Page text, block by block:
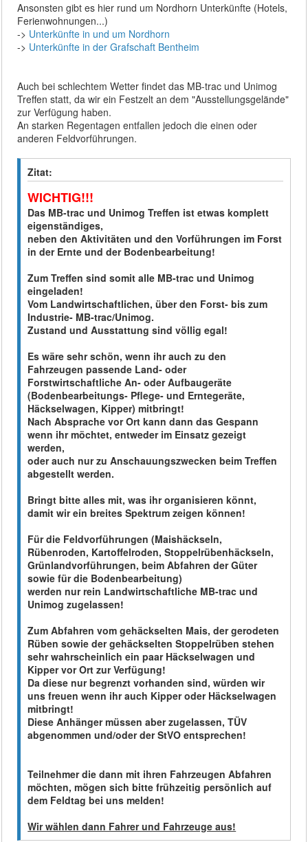
Ansonsten gibt es hier rund um Nordhorn Unterkünfte (Hotels,
Ferienwohnungen...)
-> Unterkünfte in und um Nordhorn
-> Unterkünfte in der Grafschaft Bentheim
Auch bei schlechtem Wetter findet das MB-trac und Unimog
Treffen statt, da wir ein Festzelt an dem "Ausstellungsgelände"
zur Verfügung haben.
An starken Regentagen entfallen jedoch die einen oder
anderen Feldvorführungen.
Zitat:
WICHTIG!!!
Das MB-trac und Unimog Treffen ist etwas komplett
eigenständiges,
neben den Aktivitäten und den Vorführungen im Forst
in der Ernte und der Bodenbearbeitung!
Zum Treffen sind somit alle MB-trac und Unimog
eingeladen!
Vom Landwirtschaftlichen, über den Forst- bis zum
Industrie- MB-trac/Unimog.
Zustand und Ausstattung sind völlig egal!
Es wäre sehr schön, wenn ihr auch zu den
Fahrzeugen passende Land- oder
Forstwirtschaftliche An- oder Aufbaugeräte
(Bodenbearbeitungs- Pflege- und Erntegeräte,
Häckselwagen, Kipper) mitbringt!
Nach Absprache vor Ort kann dann das Gespann
wenn ihr möchtet, entweder im Einsatz gezeigt
werden,
oder auch nur zu Anschauungszwecken beim Treffen
abgestellt werden.
Bringt bitte alles mit, was ihr organisieren könnt,
damit wir ein breites Spektrum zeigen können!
Für die Feldvorführungen (Maishäckseln,
Rübenroden, Kartoffelroden, Stoppelrübenhäckseln,
Grünlandvorführungen, beim Abfahren der Güter
sowie für die Bodenbearbeitung)
werden nur rein Landwirtschaftliche MB-trac und
Unimog zugelassen!
Zum Abfahren vom gehäckselten Mais, der gerodeten
Rüben sowie der gehäckselten Stoppelrüben stehen
sehr wahrscheinlich ein paar Häckselwagen und
Kipper vor Ort zur Verfügung!
Da diese nur begrenzt vorhanden sind, würden wir
uns freuen wenn ihr auch Kipper oder Häckselwagen
mitbringt!
Diese Anhänger müssen aber zugelassen, TÜV
abgenommen und/oder der StVO entsprechen!
Teilnehmer die dann mit ihren Fahrzeugen Abfahren
möchten, mögen sich bitte frühzeitig persönlich auf
dem Feldtag bei uns melden!
Wir wählen dann Fahrer und Fahrzeuge aus!